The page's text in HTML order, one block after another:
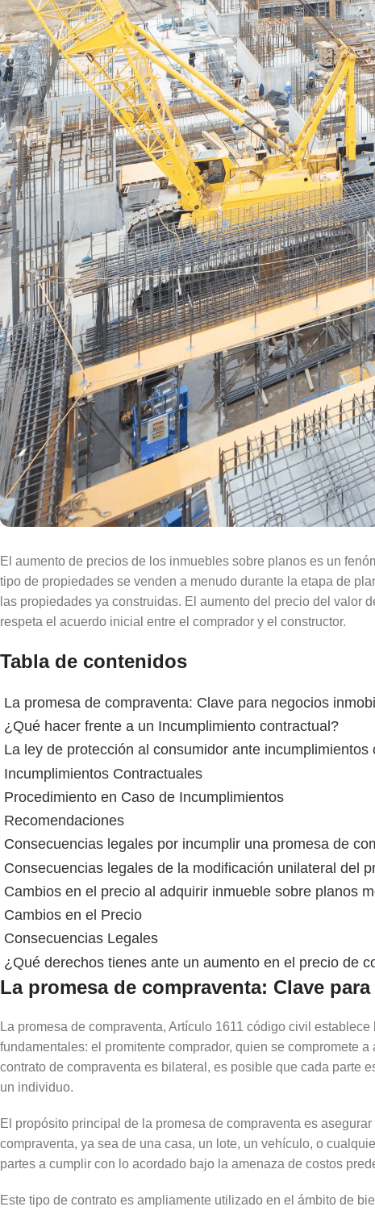
El aumento de precios de los inmuebles sobre planos es un
tipo de propiedades se venden a menudo durante la etapa de
las propiedades ya construidas. El aumento del precio del valor
respeta el acuerdo inicial entre el comprador y el constructor.
Tabla de contenidos
La promesa de compraventa: Clave para negocios
¿Qué hacer frente a un Incumplimiento contractual?
La ley de protección al consumidor ante incumplimientos
Incumplimientos Contractuales
Procedimiento en Caso de Incumplimientos
Recomendaciones
Consecuencias legales por incumplir una promesa de
Consecuencias legales de la modificación unilateral del
Cambios en el precio al adquirir inmueble sobre planos
Cambios en el Precio
Consecuencias Legales
¿Qué derechos tienes ante un aumento en el precio de
La promesa de compraventa: Clave
La promesa de compraventa, Artículo 1611 código civil
fundamentales: el promitente comprador, quien se compromete
contrato de compraventa es bilateral, es posible que cada parte
un individuo.
El propósito principal de la promesa de compraventa es
compraventa, ya sea de una casa, un lote, un vehículo, o
partes a cumplir con lo acordado bajo la amenaza de costos
Este tipo de contrato es ampliamente utilizado en el ámbito de